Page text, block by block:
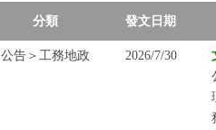
分類 發文日期
公告＞工務地政 2026/7/30